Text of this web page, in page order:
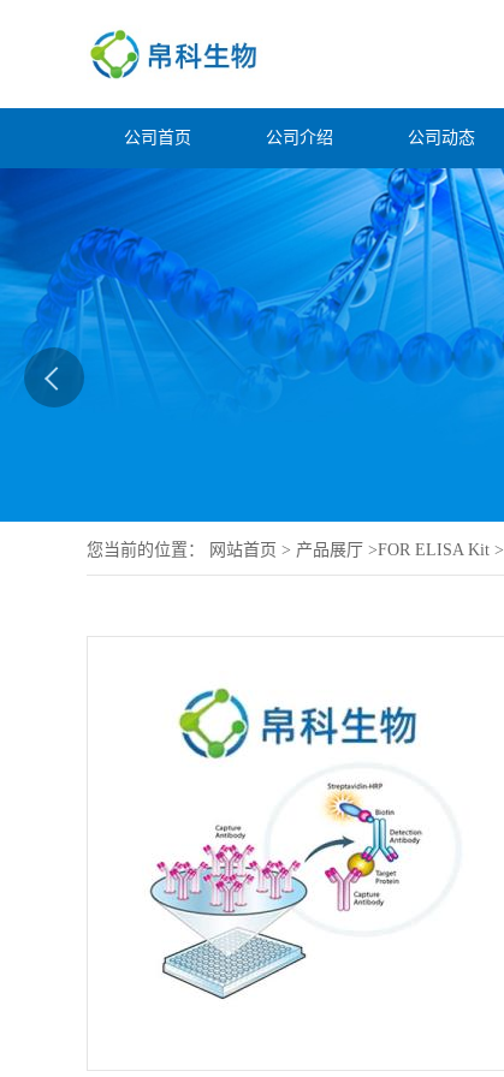
公司首页 公司介绍 公司动态
您当前的位置： 网站首页 > 产品展厅 >FOR ELISA Kit >